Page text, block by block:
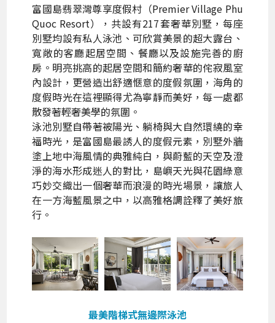
富國島翡翠灣尊享度假村（Premier Village Phu
Quoc Resort），共設有217套奢華別墅，每座
別墅均設有私人泳池、可欣賞美景的超大露台、
寬敞的客廳起居空間、餐廳以及設施完善的廚
房。明亮挑高的起居空間和簡約奢華的侘寂風室
內設計，更營造出舒適愜意的度假氛圍，海角的
度假時光在這裡顯得尤為寧靜而美好，每一處都
散發著輕奢美學的氛圍。
泳池別墅自帶著被陽光、躺椅與大自然環繞的幸
福時光，是富國島最誘人的度假元素，別墅外牆
塗上地中海風情的典雅純白，與蔚藍的天空及澄
淨的海水形成迷人的對比，島嶼天光與花園綠意
巧妙交織出一個奢華而浪漫的時光場景，讓旅人
在一方海藍風景之中，以高雅格調詮釋了美好旅
行。
最美階梯式無邊際泳池